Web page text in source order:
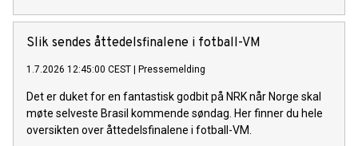
Slik sendes åttedelsfinalene i fotball-VM
1.7.2026 12:45:00 CEST | Pressemelding
Det er duket for en fantastisk godbit på NRK når Norge skal
møte selveste Brasil kommende søndag. Her finner du hele
oversikten over åttedelsfinalene i fotball-VM.